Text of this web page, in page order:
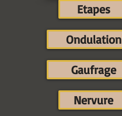
Etapes
Ondulation
Gaufrage
Nervure